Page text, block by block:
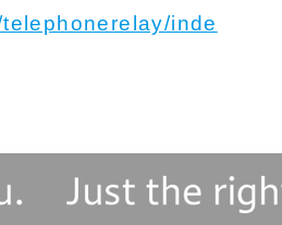
inde